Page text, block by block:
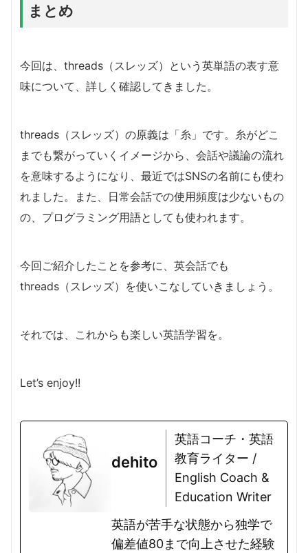
まとめ
今回は、threads（スレッズ）という英単語の表す意
味について、詳しく確認してきました。
threads（スレッズ）の原義は「糸」です。糸がどこ
までも繋がっていくイメージから、会話や議論の流れ
を意味するようになり、最近ではSNSの名前にも使わ
れました。また、日常会話での使用頻度は少ないもの
の、プログラミング用語としても使われます。
今回ご紹介したことを参考に、英会話でも
threads（スレッズ）を使いこなしていきましょう。
それでは、これからも楽しい英語学習を。
Let’s enjoy!!
dehito
英語コーチ・英語
教育ライター /
English Coach &
Education Writer
英語が苦手な状態から独学で
偏差値80まで向上させた経験